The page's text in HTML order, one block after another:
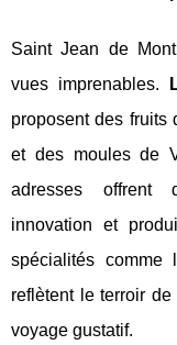
Saint Jean de
vues imprenables.
proposent des fruits
et des moules de
adresses offrent
innovation et
spécialités
reflètent le terroir
voyage gustatif.